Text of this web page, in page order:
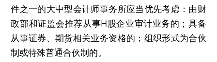
件之一的大中型会计师事务所应当优先考虑：由财
政部和证监会推荐从事H股企业审计业务的；具备
从事证券、期货相关业务资格的；组织形式为合伙
制或特殊普通合伙制的。